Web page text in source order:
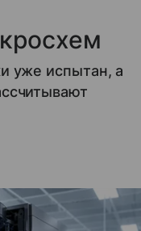
уже испытан, а